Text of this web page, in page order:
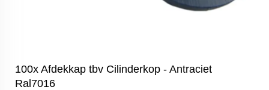
100x Afdekkap tbv Cilinderkop - Antraciet
Ral7016